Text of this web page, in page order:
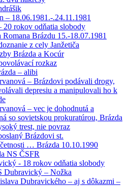
– 18.06.1981.-.24.11.1981
20 rokov odňatia slobody
Romana Brázdu 15.-18.07.1981
z cely Janžetiča
Brázda a Kocúr
rozkaz
– alibi
– Brázdovi podávali drogy,
depresiu a manipulovali ho k
– vec je dohodnutá a
so sovietskou prokuratúrou, Brázda
trest, nie povraz
Brázdovi st.
… Brázda 10.10.1990
NS ČSFR
- 18 rokov odňatia slobody
Dubravický – Nožka
Dubravického – aj s dôkazmi –